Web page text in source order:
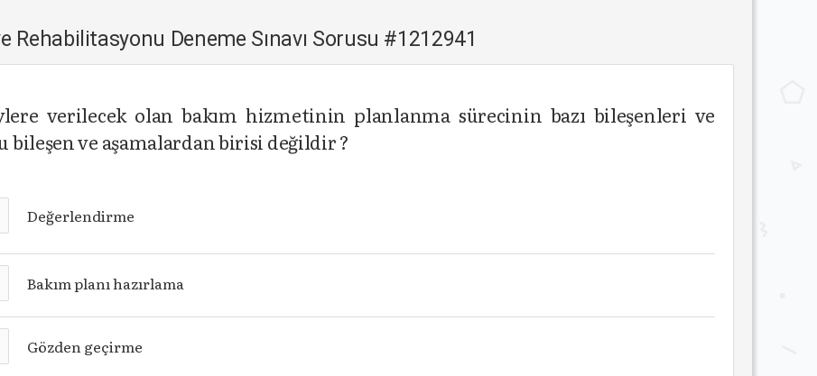
Rehabilitasyonu Deneme Sınavı Sorusu #1212941
verilecek olan bakım hizmetinin planlanma sürecinin bazı bileşenleri ve
ve aşamalardan birisi değildir ?
Değerlendirme
Bakım planı hazırlama
Gözden geçirme